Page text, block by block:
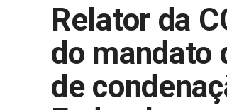
Relator da
do mandato
de